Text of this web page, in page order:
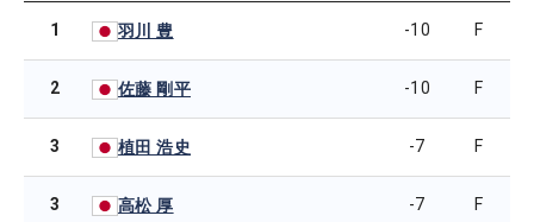
1 羽川 豊 -10 F
2 佐藤 剛平 -10 F
3 植田 浩史 -7 F
3 高松 厚 -7 F